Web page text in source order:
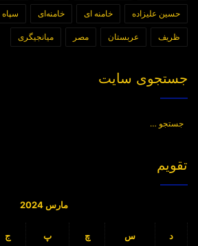
حسین علیزاده خامنه ای خامنه‌ای سپاه
ظریف عربستان مصر میانجیگری
جستجوی سایت
تقویم
مارس 2024
د س چ پ ج